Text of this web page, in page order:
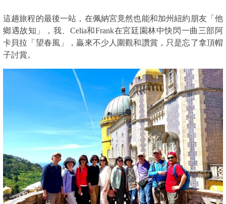
這趟旅程的最後一站，在佩納宮竟然也能和加州紐約朋友「他
鄉遇故知」，我、Celia和Frank在宮廷園林中快閃一曲三部阿
卡貝拉「望春風」，贏來不少人圍觀和讚賞，只是忘了拿頂帽
子討賞。